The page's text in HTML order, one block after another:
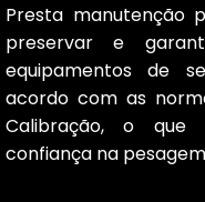
Presta manutenção
preservar e
equipamentos de
acordo com as
Calibração, o que
confiança na